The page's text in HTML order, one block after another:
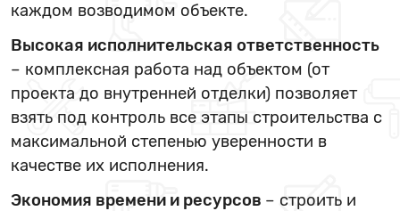
каждом возводимом объекте.
Высокая исполнительская ответственность
– комплексная работа над объектом (от
проекта до внутренней отделки) позволяет
взять под контроль все этапы строительства с
максимальной степенью уверенности в
качестве их исполнения.
Экономия времени и ресурсов – строить и